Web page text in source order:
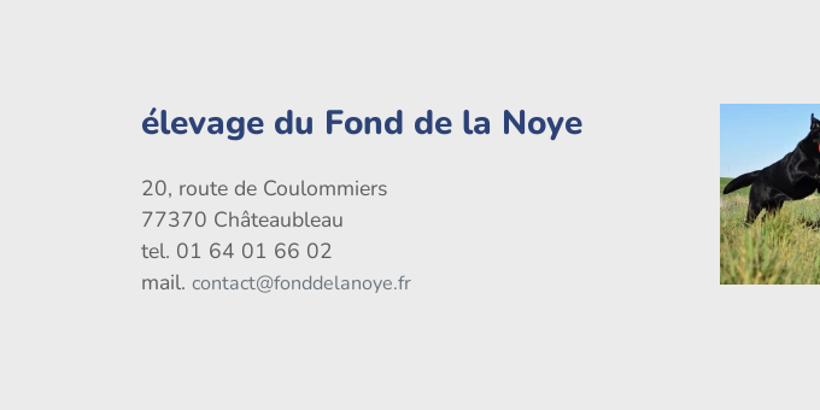
élevage du Fond de la Noye
20, route de Coulommiers
77370 Châteaubleau
tel. 01 64 01 66 02
mail. contact@fonddelanoye.fr